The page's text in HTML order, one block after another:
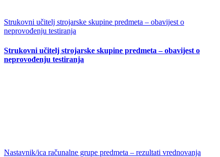
Strukovni učitelj strojarske skupine predmeta – obavijest o
neprovođenju testiranja
Strukovni učitelj strojarske skupine predmeta – obavijest o
neprovođenju testiranja
Nastavnik/ica računalne grupe predmeta – rezultati vrednovanja